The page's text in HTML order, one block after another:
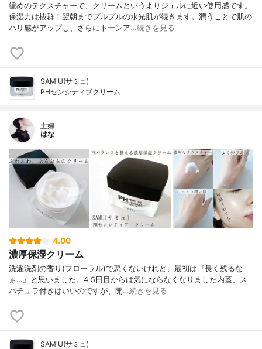
緩めのテクスチャーで、クリームというよりジェルに近い使用感です。
保湿力は抜群！翌朝までプルプルの水光肌が続きます。潤うことで肌の
ハリ感がアップし、さらにトーンア…続きを見る
SAM'U(サミュ)
PHセンシティブクリーム
主婦
はな
4.00
濃厚保湿クリーム
洗濯洗剤の香り(フローラル)で悪くないけれど、最初は『長く残るな
ぁ…』と思いました。4.5日目からは気にならなくなりました内蓋、ス
パチュラ付きはいいのですが、開…続きを見る
SAM'U(サミュ)